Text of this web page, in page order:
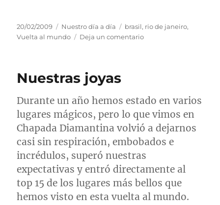
Publicado
el
20/02/2009 Categorías
Nuestro día a día Etiquetas
brasil, rio de janeiro,
Vuelta al mundo
Deja un comentarioen
Nuestras joyas
Durante un año hemos estado en varios
lugares mágicos, pero lo que vimos en
Chapada Diamantina volvió a dejarnos
casi sin respiración, embobados e
incrédulos, superó nuestras
expectativas y entró directamente al
top 15 de los lugares más bellos que
hemos visto en esta vuelta al mundo.